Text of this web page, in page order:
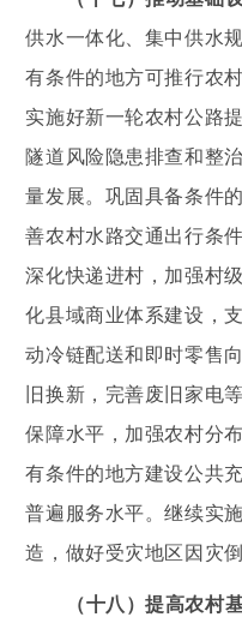
供水一体化、集中供水
有条件的地方可推行农
实施好新一轮农村公路
隧道风险隐患排查和整
量发展。巩固具备条件
善农村水路交通出行条
深化快递进村，加强村
化县域商业体系建设，
动冷链配送和即时零售
旧换新，完善废旧家电
保障水平，加强农村分
有条件的地方建设公共
普遍服务水平。继续实
造，做好受灾地区因灾
（十八）提高农村